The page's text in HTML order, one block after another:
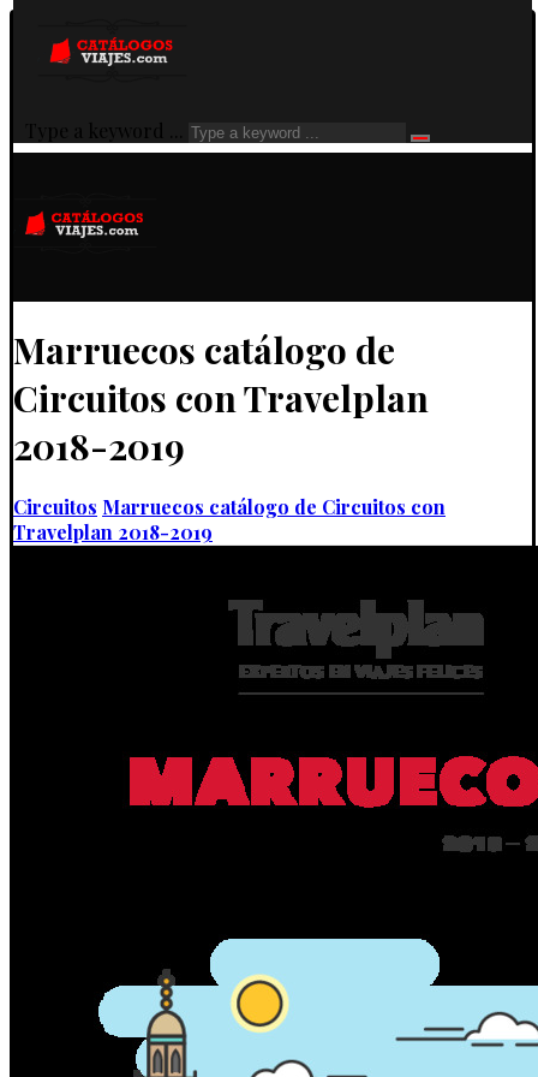
Type a keyword ...
Marruecos catálogo de
Circuitos con Travelplan
2018-2019
Circuitos Marruecos catálogo de Circuitos con
Travelplan 2018-2019